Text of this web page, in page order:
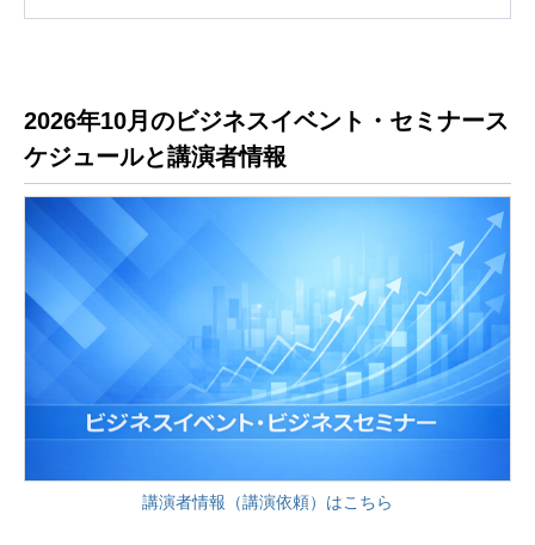
2026年10月のビジネスイベント・セミナース
ケジュールと講演者情報
講演者情報（講演依頼）はこちら